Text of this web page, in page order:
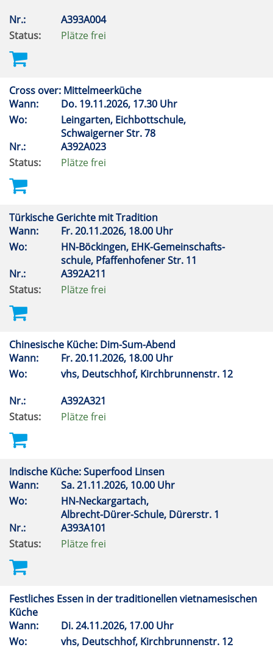
Nr.:
A393A004
Status:
Plätze frei
Cross over: Mittelmeerküche
Wann:
Do. 19.11.2026, 17.30 Uhr
Wo:
Leingarten, Eichbottschule,
Schwaigerner Str. 78
Nr.:
A392A023
Status:
Plätze frei
Türkische Gerichte mit Tradition
Wann:
Fr.20.11.2026, 18.00 Uhr
Wo:
HN-Böckingen, EHK-Gemeinschafts-
schule, Pfaffenhofener Str. 11
Nr.:
A392A211
Status:
Plätze frei
Chinesische Küche: Dim-Sum-Abend
Wann:
Fr.20.11.2026, 18.00 Uhr
Wo:
vhs, Deutschhof, Kirchbrunnenstr. 12
Nr.:
A392A321
Status:
Plätze frei
Indische Küche: Superfood Linsen
Wann:
Sa.21.11.2026, 10.00 Uhr
Wo:
HN-Neckargartach,
Albrecht-Dürer-Schule, Dürerstr. 1
Nr.:
A393A101
Status:
Plätze frei
Festliches Essen in der traditionellen vietnamesischen
Küche
Wann:
Di.24.11.2026, 17.00 Uhr
Wo:
vhs, Deutschhof, Kirchbrunnenstr. 12